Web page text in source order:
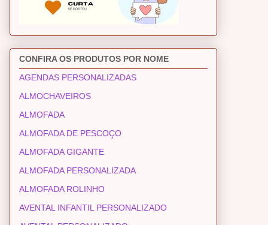
CONFIRA OS PRODUTOS POR NOME
AGENDAS PERSONALIZADAS
ALMOCHAVEIROS
ALMOFADA
ALMOFADA DE PESCOÇO
ALMOFADA GIGANTE
ALMOFADA PERSONALIZADA
ALMOFADA ROLINHO
AVENTAL INFANTIL PERSONALIZADO